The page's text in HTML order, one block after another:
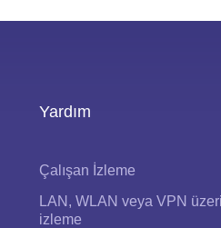
Yardım
Çalışan İzleme
LAN, WLAN veya VPN
izleme